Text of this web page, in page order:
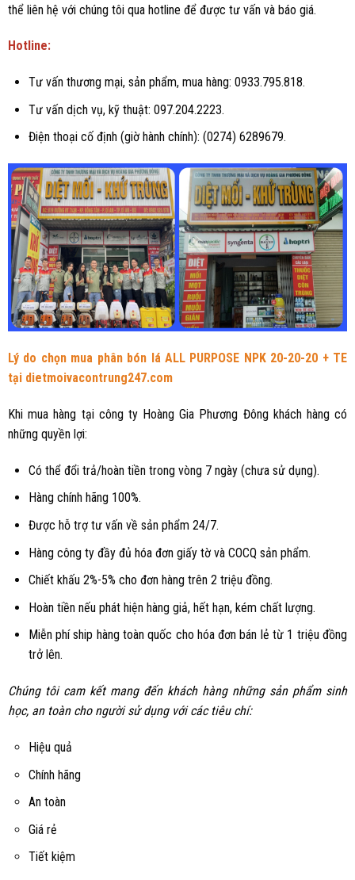
thể liên hệ với chúng tôi qua hotline để được tư vấn và báo giá.
Hotline:
Tư vấn thương mại, sản phẩm, mua hàng: 0933.795.818.
Tư vấn dịch vụ, kỹ thuật: 097.204.2223.
Điện thoại cố định (giờ hành chính): (0274) 6289679.
Lý do chọn mua phân bón lá ALL PURPOSE NPK 20-20-20 + TE
tại dietmoivacontrung247.com
Khi mua hàng tại công ty Hoàng Gia Phương Đông khách hàng có
những quyền lợi:
Có thể đổi trả/hoàn tiền trong vòng 7 ngày (chưa sử dụng).
Hàng chính hãng 100%.
Được hỗ trợ tư vấn về sản phẩm 24/7.
Hàng công ty đầy đủ hóa đơn giấy tờ và COCQ sản phẩm.
Chiết khấu 2%-5% cho đơn hàng trên 2 triệu đồng.
Hoàn tiền nếu phát hiện hàng giả, hết hạn, kém chất lượng.
Miễn phí ship hàng toàn quốc cho hóa đơn bán lẻ từ 1 triệu đồng
trở lên.
Chúng tôi cam kết mang đến khách hàng những sản phẩm sinh
học, an toàn cho người sử dụng với các tiêu chí:
Hiệu quả
Chính hãng
An toàn
Giá rẻ
Tiết kiệm